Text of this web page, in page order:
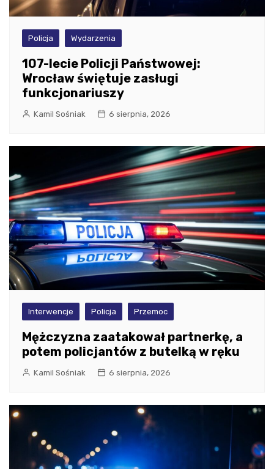
Policja Wydarzenia
107-lecie Policji Państwowej:
Wrocław świętuje zasługi
funkcjonariuszy
Kamil Sośniak 6 sierpnia, 2026
Interwencje Policja Przemoc
Mężczyzna zaatakował partnerkę, a
potem policjantów z butelką w ręku
Kamil Sośniak 6 sierpnia, 2026